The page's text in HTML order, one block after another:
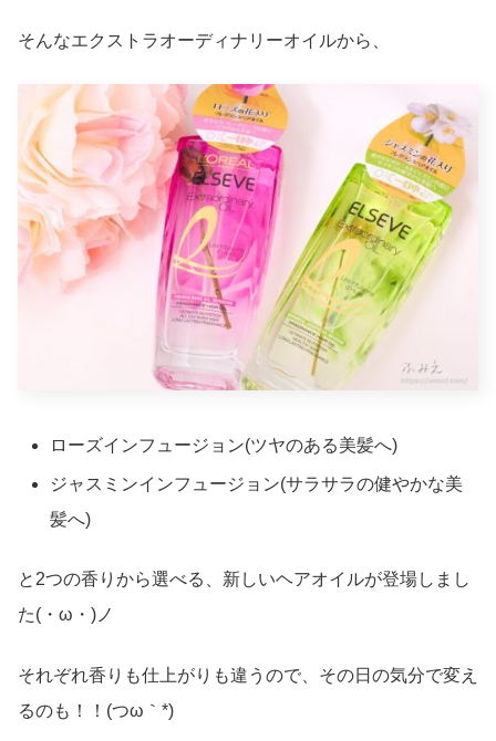
そんなエクストラオーディナリーオイルから、
ローズインフュージョン(ツヤのある美髪へ)
ジャスミンインフュージョン(サラサラの健やかな美
髪へ)
と2つの香りから選べる、新しいヘアオイルが登場しまし
た(・ω・)ノ
それぞれ香りも仕上がりも違うので、その日の気分で変え
るのも！！(つω｀*)